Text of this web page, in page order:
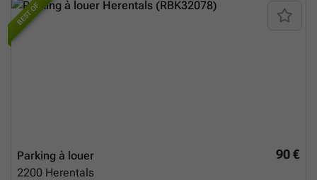
BEST OF
90 €
Parking à louer
2200 Herentals